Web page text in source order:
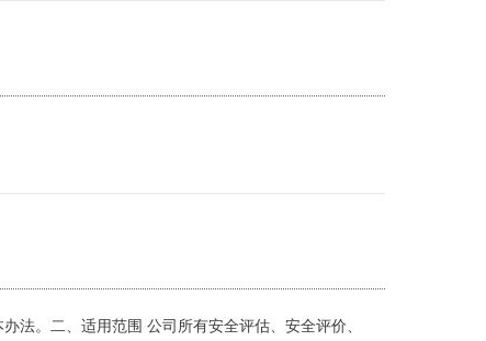
法。二、适用范围 公司所有安全评估、安全评价、